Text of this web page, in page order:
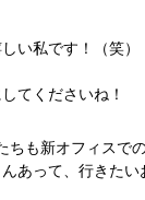
い私です！（笑）
てくださいね！
も新オフィスで
あって、行きたい